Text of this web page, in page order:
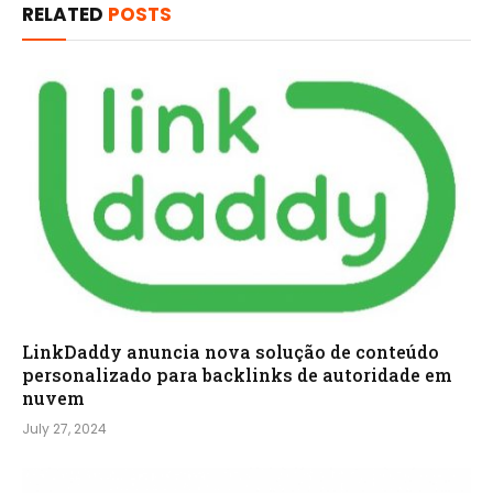
RELATED POSTS
LinkDaddy anuncia nova solução de conteúdo
personalizado para backlinks de autoridade em
nuvem
July 27, 2024